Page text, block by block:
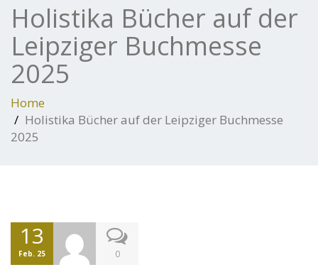
Holistika Bücher auf der
Leipziger Buchmesse
2025
Home
Holistika Bücher auf der Leipziger Buchmesse
2025
13
Feb. 25 0